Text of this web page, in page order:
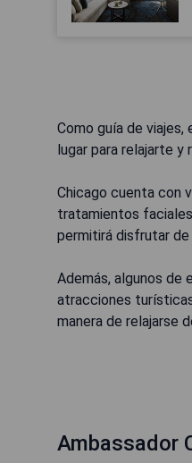
Como guía de
lugar para relajarte
Chicago cuenta con
tratamientos
permitirá disfrutar
Además, algunos de
atracciones
manera de relajarse
Ambassador